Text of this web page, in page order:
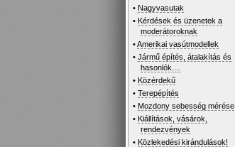
• Nagyvasutak
• Kérdések és üzenetek a
moderátoroknak
•Amerikai vasútmodellek
•Jármű építés, átalakítás és
hasonlók....
• Közérdekű
•Terepépítés
• Mozdony sebesség mérése
• Kiállítások, vásárok,
rendezvények
• Közlekedési kirándulások!